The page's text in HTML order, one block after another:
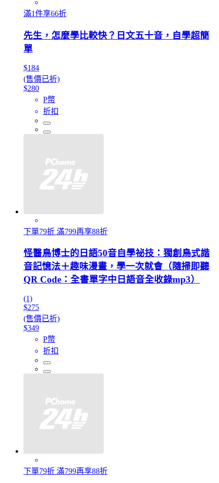
滿1件享66折
先生，怎麼學比較快？日文五十音，自學超簡
單
$184
(售價已折)
$280
P幣
折扣
下單79折 滿799再享88折
怪醫鳥博士的日語50音自學祕技：獨創鳥式諧
音記憶法＋趣味漫畫，學一次就會（隨掃即聽
QR Code：全書單字中日語音全收錄mp3）
(1)
$275
(售價已折)
$349
P幣
折扣
下單79折 滿799再享88折